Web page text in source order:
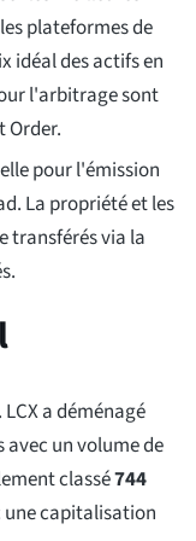
plateformes de
idéal des actifs en
l'arbitrage sont
Order.
pour l'émission
La propriété et les
transférés via la
LCX a déménagé
avec un volume de
classé744
capitalisation